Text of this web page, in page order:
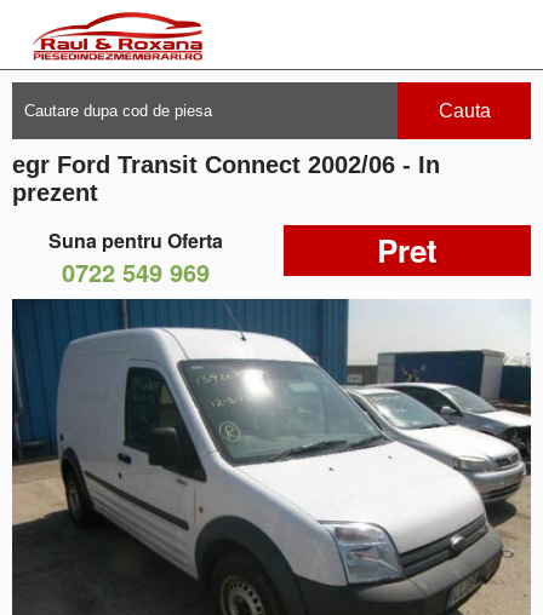
Cauta
egr Ford Transit Connect 2002/06 - In
prezent
Suna pentru Oferta
0722 549 969 Pret